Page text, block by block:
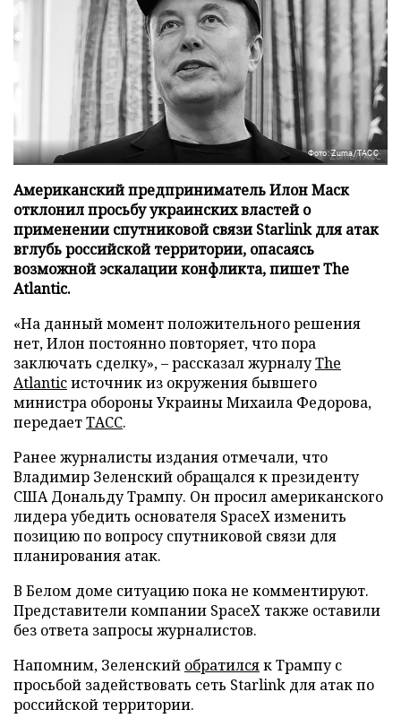
Фото: Zuma/ТАСС
Американский предприниматель Илон Маск
отклонил просьбу украинских властей о
применении спутниковой связи Starlink для атак
вглубь российской территории, опасаясь
возможной эскалации конфликта, пишет The
Atlantic.
«На данный момент положительного решения
нет, Илон постоянно повторяет, что пора
заключать сделку», – рассказал журналуThe
Atlanticисточник из окружения бывшего
министра обороны Украины Михаила Федорова,
передаетТАСС.
Ранее журналисты издания отмечали, что
Владимир Зеленский обращался к президенту
США Дональду Трампу. Он просил американского
лидера убедить основателя SpaceX изменить
позицию по вопросу спутниковой связи для
планирования атак.
В Белом доме ситуацию пока не комментируют.
Представители компании SpaceX также оставили
без ответа запросы журналистов.
Напомним, Зеленский обратилсяк Трампу с
просьбой задействовать сеть Starlink для атак по
российской территории.